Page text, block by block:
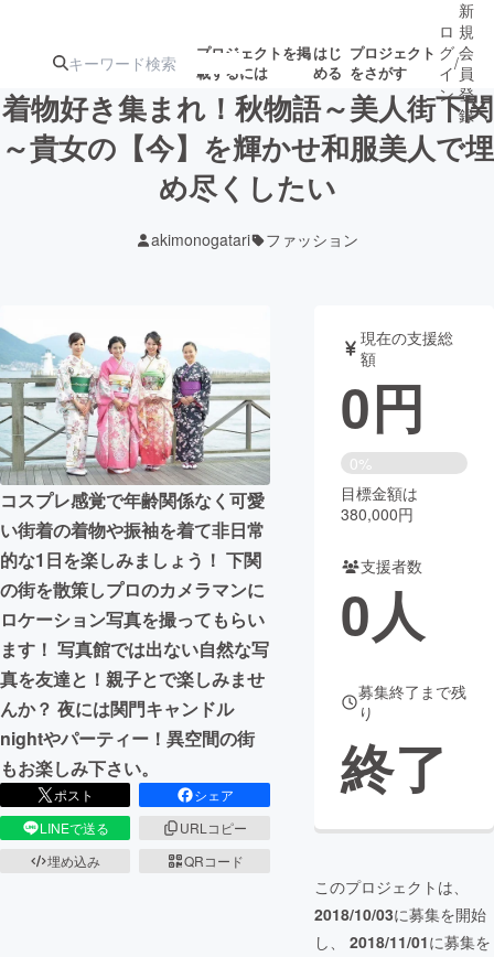
プロジェクトを掲
載するには
はじ
める
プロジェクト
をさがす
注目の新着プロ 募集終了が近いプ
テクノロジー・ガジェット
映像・映画 書籍・雑誌
ビジネス・起業 チャレンジ
まちづくり・地域活性化
CAMPFIRE for Social Good
CAMPFIRE Creation
CAMPFIREふるさと納税machi-ya コミュニティ
ロ
グ
イ
ン
/
新
規
会
員
登
録
着物好き集まれ！秋物語～美人街下関
～貴女の【今】を輝かせ和服美人で埋
め尽くしたい
akimonogatari ファッション
コスプレ感覚で年齢関係なく可愛
い街着の着物や振袖を着て非日常
的な1日を楽しみましょう！ 下関
の街を散策しプロのカメラマンに
ロケーション写真を撮ってもらい
ます！ 写真館では出ない自然な写
真を友達と！親子とで楽しみませ
んか？ 夜には関門キャンドル
nightやパーティー！異空間の街
もお楽しみ下さい。
ポスト
シェア
LINEで送る
URLコピー
埋め込み
QRコード
現在の支援総
額
0円
0%
目標金額は
380,000円
支援者数
0人
募集終了まで残
り
終了
このプロジェクトは、
2018/10/03に募集を開始
し、 2018/11/01に募集を